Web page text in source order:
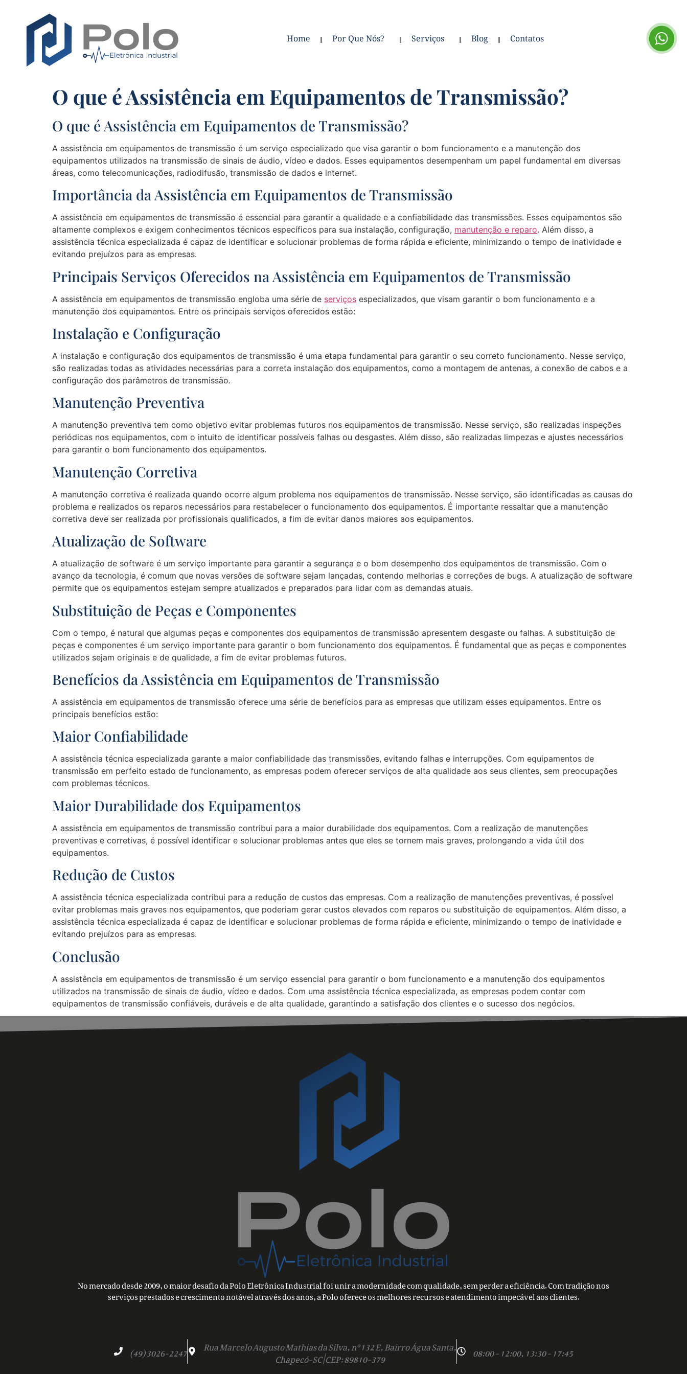
Home Por Que Nós? Serviços Blog Contatos
O que é Assistência em Equipamentos de Transmissão?
O que é Assistência em Equipamentos de Transmissão?
A assistência em equipamentos de transmissão é um serviço especializado que visa garantir o bom funcionamento e a manutenção dos
equipamentos utilizados na transmissão de sinais de áudio, vídeo e dados. Esses equipamentos desempenham um papel fundamental em diversas
áreas, como telecomunicações, radiodifusão, transmissão de dados e internet.
Importância da Assistência em Equipamentos de Transmissão
A assistência em equipamentos de transmissão é essencial para garantir a qualidade e a confiabilidade das transmissões. Esses equipamentos são
altamente complexos e exigem conhecimentos técnicos específicos para sua instalação, configuração, manutenção e reparo. Além disso, a
assistência técnica especializada é capaz de identificar e solucionar problemas de forma rápida e eficiente, minimizando o tempo de inatividade e
evitando prejuízos para as empresas.
Principais Serviços Oferecidos na Assistência em Equipamentos de Transmissão
A assistência em equipamentos de transmissão engloba uma série de serviços especializados, que visam garantir o bom funcionamento e a
manutenção dos equipamentos. Entre os principais serviços oferecidos estão:
Instalação e Configuração
A instalação e configuração dos equipamentos de transmissão é uma etapa fundamental para garantir o seu correto funcionamento. Nesse serviço,
são realizadas todas as atividades necessárias para a correta instalação dos equipamentos, como a montagem de antenas, a conexão de cabos e a
configuração dos parâmetros de transmissão.
Manutenção Preventiva
A manutenção preventiva tem como objetivo evitar problemas futuros nos equipamentos de transmissão. Nesse serviço, são realizadas inspeções
periódicas nos equipamentos, com o intuito de identificar possíveis falhas ou desgastes. Além disso, são realizadas limpezas e ajustes necessários
para garantir o bom funcionamento dos equipamentos.
Manutenção Corretiva
A manutenção corretiva é realizada quando ocorre algum problema nos equipamentos de transmissão. Nesse serviço, são identificadas as causas do
problema e realizados os reparos necessários para restabelecer o funcionamento dos equipamentos. É importante ressaltar que a manutenção
corretiva deve ser realizada por profissionais qualificados, a fim de evitar danos maiores aos equipamentos.
Atualização de Software
A atualização de software é um serviço importante para garantir a segurança e o bom desempenho dos equipamentos de transmissão. Com o
avanço da tecnologia, é comum que novas versões de software sejam lançadas, contendo melhorias e correções de bugs. A atualização de software
permite que os equipamentos estejam sempre atualizados e preparados para lidar com as demandas atuais.
Substituição de Peças e Componentes
Com o tempo, é natural que algumas peças e componentes dos equipamentos de transmissão apresentem desgaste ou falhas. A substituição de
peças e componentes é um serviço importante para garantir o bom funcionamento dos equipamentos. É fundamental que as peças e componentes
utilizados sejam originais e de qualidade, a fim de evitar problemas futuros.
Benefícios da Assistência em Equipamentos de Transmissão
A assistência em equipamentos de transmissão oferece uma série de benefícios para as empresas que utilizam esses equipamentos. Entre os
principais benefícios estão:
Maior Confiabilidade
A assistência técnica especializada garante a maior confiabilidade das transmissões, evitando falhas e interrupções. Com equipamentos de
transmissão em perfeito estado de funcionamento, as empresas podem oferecer serviços de alta qualidade aos seus clientes, sem preocupações
com problemas técnicos.
Maior Durabilidade dos Equipamentos
A assistência em equipamentos de transmissão contribui para a maior durabilidade dos equipamentos. Com a realização de manutenções
preventivas e corretivas, é possível identificar e solucionar problemas antes que eles se tornem mais graves, prolongando a vida útil dos
equipamentos.
Redução de Custos
A assistência técnica especializada contribui para a redução de custos das empresas. Com a realização de manutenções preventivas, é possível
evitar problemas mais graves nos equipamentos, que poderiam gerar custos elevados com reparos ou substituição de equipamentos. Além disso, a
assistência técnica especializada é capaz de identificar e solucionar problemas de forma rápida e eficiente, minimizando o tempo de inatividade e
evitando prejuízos para as empresas.
Conclusão
A assistência em equipamentos de transmissão é um serviço essencial para garantir o bom funcionamento e a manutenção dos equipamentos
utilizados na transmissão de sinais de áudio, vídeo e dados. Com uma assistência técnica especializada, as empresas podem contar com
equipamentos de transmissão confiáveis, duráveis e de alta qualidade, garantindo a satisfação dos clientes e o sucesso dos negócios.
No mercado desde 2009, o maior desafio da Polo Eletrônica Industrial foi unir a modernidade com qualidade, sem perder a eficiência. Com tradição nos
serviços prestados e crescimento notável através dos anos, a Polo oferece os melhores recursos e atendimento impecável aos clientes.
(49) 3026-2247 Rua Marcelo Augusto Mathias da Silva, nº 132 E, Bairro Água Santa,
Chapecó-SC | CEP: 89810-379 08:00 - 12:00, 13:30 - 17:45